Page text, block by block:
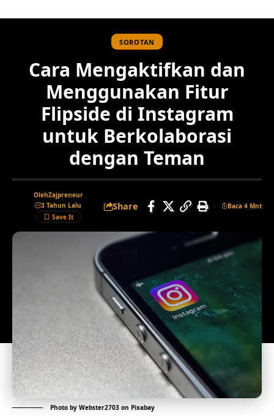
SOROTAN
Cara Mengaktifkan dan
Menggunakan Fitur
Flipside di Instagram
untuk Berkolaborasi
dengan Teman
OlehZajpreneur
3 Tahun Lalu
Share Baca 4 Mnt
Photo by Webster2703 on Pixabay